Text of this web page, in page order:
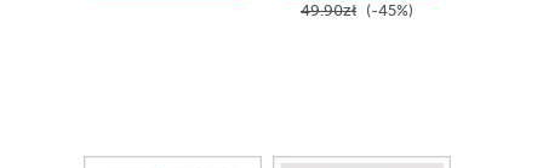
49.90zł (-45%)